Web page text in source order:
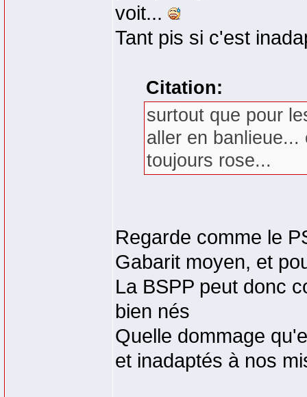
voit...
Tant pis si c'est
Citation:
surtout que pour
aller en
toujours rose...
Regarde comme le
Gabarit moyen, et
La BSPP peut donc
bien nés
Quelle dommage
et inadaptés à nos